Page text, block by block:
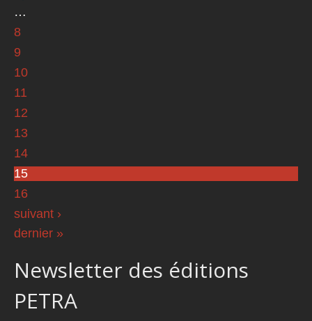
…
8
9
10
11
12
13
14
15
16
suivant ›
dernier »
Newsletter des éditions
PETRA